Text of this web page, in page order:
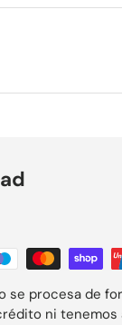
se procesa de
ni tenemos